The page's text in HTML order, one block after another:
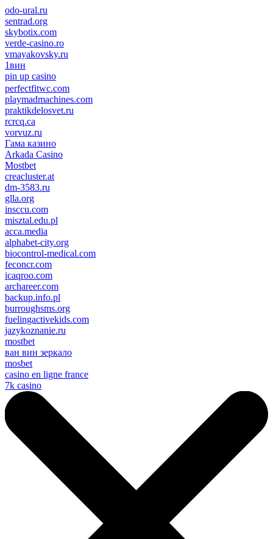
odo-ural.ru
sentrad.org
skybotix.com
verde-casino.ro
vmayakovsky.ru
1вин
pin up casino
пин ап
1win
perfectfitwc.com
playmadmachines.com
praktikdelosvet.ru
rcrcq.ca
vorvuz.ru
Гама казино
Arkada Casino
Mostbet
creacluster.at
dm-3583.ru
glla.org
insccu.com
misztal.edu.pl
acca.media
alphabet-city.org
biocontrol-medical.com
feconcr.com
icaqroo.com
archareer.com
backup.info.pl
burroughsms.org
fuelingactivekids.com
jazykoznanie.ru
mostbet
ван вин зеркало
mosbet
casino en ligne france
7k casino